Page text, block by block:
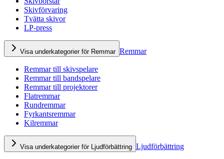
Skivförvaring
Tvätta skivor
LP-press
Visa underkategorier för Remmar Remmar
Remmar till skivspelare
Remmar till bandspelare
Remmar till projektorer
Flatremmar
Rundremmar
Fyrkantsremmar
Kilremmar
Visa underkategorier för Ljudförbättring Ljudförbättring